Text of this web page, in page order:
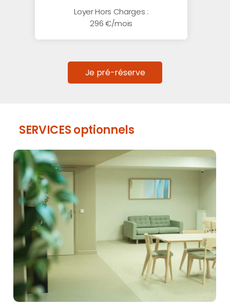
Loyer Hors Charges :
296 €/mois
Je pré-réserve
SERVICES optionnels